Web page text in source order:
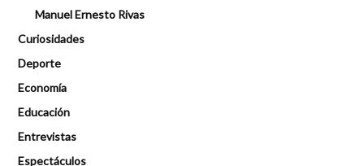
Manuel Ernesto Rivas
Curiosidades
Deporte
Economía
Educación
Entrevistas
Espectáculos